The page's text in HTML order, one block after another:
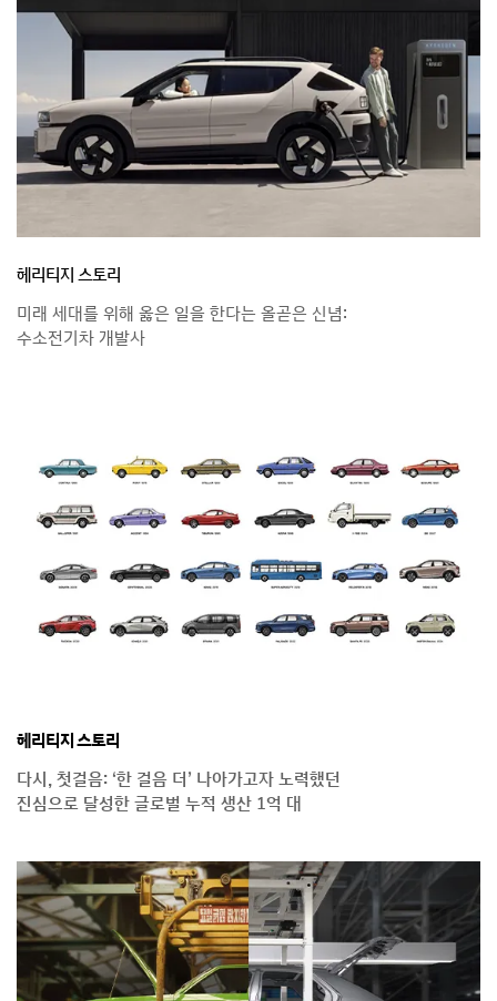
헤리티지 스토리
미래 세대를 위해 옳은 일을 한다는 올곧은 신념:
수소전기차 개발사
헤리티지 스토리
다시, 첫걸음: ‘한 걸음 더’ 나아가고자 노력했던
진심으로 달성한 글로벌 누적 생산 1억 대